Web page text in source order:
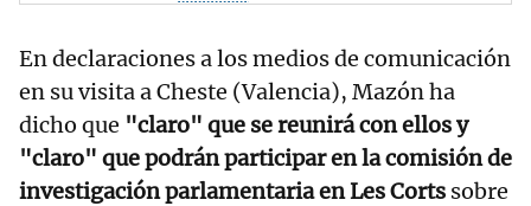
En declaraciones a los medios de comunicación
en su visita a Cheste (Valencia), Mazón ha
dicho que "claro" que se reunirá con ellos y
"claro" que podrán participar en la comisión de
investigación parlamentaria en Les Corts sobre